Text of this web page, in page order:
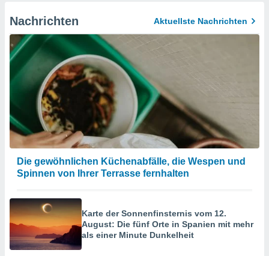
Nachrichten Aktuellste Nachrichten
Die gewöhnlichen Küchenabfälle, die Wespen und
Spinnen von Ihrer Terrasse fernhalten
Karte der Sonnenfinsternis vom 12.
August: Die fünf Orte in Spanien mit mehr
als einer Minute Dunkelheit